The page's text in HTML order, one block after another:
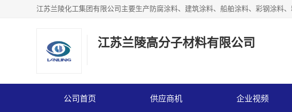
江苏兰陵高分子材料有限公司
公司首页 供应商机 企业视频